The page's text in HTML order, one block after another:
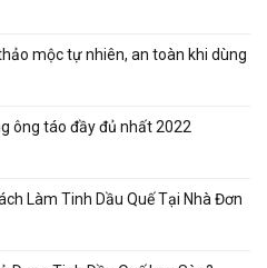
mộc tự nhiên, an toàn khi dùng
ông táo đầy đủ nhất 2022
Làm Tinh Dầu Quế Tại Nhà Đơn